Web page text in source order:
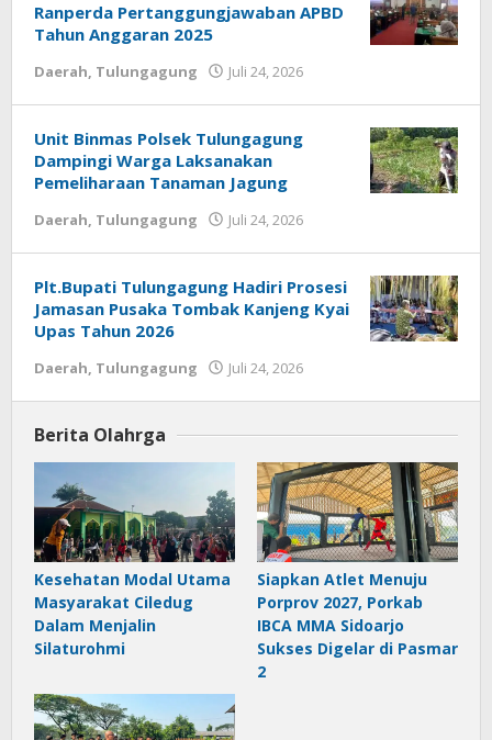
Ranperda Pertanggungjawaban APBD
Tahun Anggaran 2025
Daerah Tulungagung Juli 24, 2026
Unit Binmas Polsek Tulungagung
Dampingi Warga Laksanakan
Pemeliharaan Tanaman Jagung
Daerah Tulungagung Juli 24, 2026
Plt.Bupati Tulungagung Hadiri Prosesi
Jamasan Pusaka Tombak Kanjeng Kyai
Upas Tahun 2026
Daerah Tulungagung Juli 24, 2026
Berita Olahrga
Kesehatan Modal Utama
Masyarakat Ciledug
Dalam Menjalin
Silaturohmi
Siapkan Atlet Menuju
Porprov 2027, Porkab
IBCA MMA Sidoarjo
Sukses Digelar di Pasmar
2